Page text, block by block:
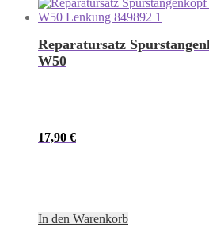
Reparatursatz
W50
17,90 €
In den Warenkorb